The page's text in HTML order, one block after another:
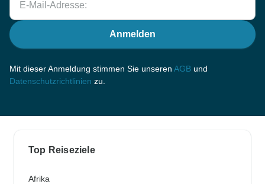
Anmelden
Mit dieser Anmeldung stimmen Sie unseren AGB und
Datenschutzrichtlinien zu.
Top Reiseziele
Afrika